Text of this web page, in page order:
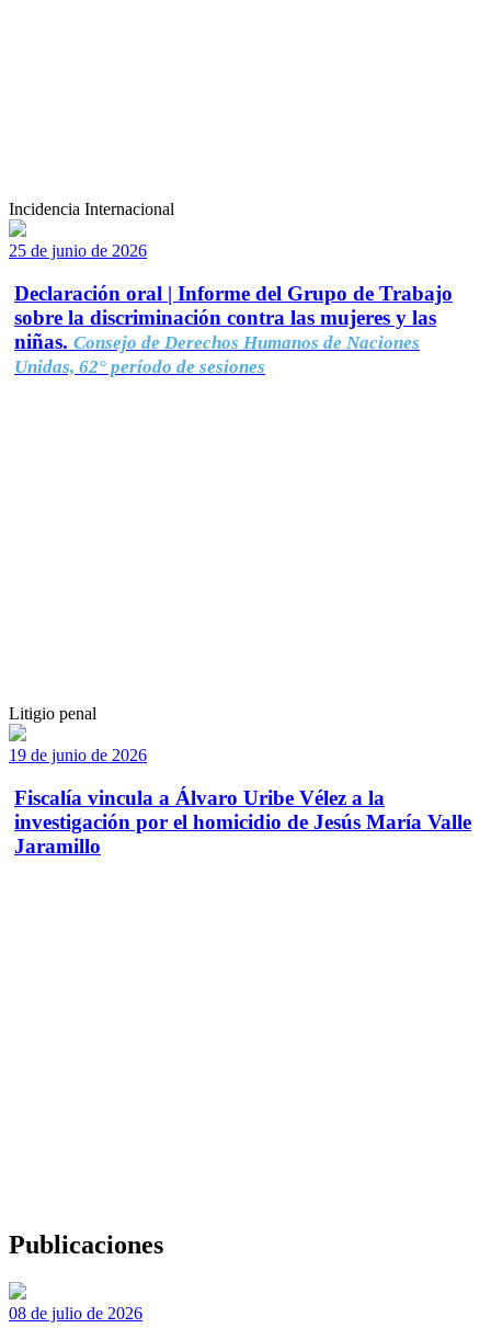
Incidencia Internacional
25 de junio de 2026
Declaración oral | Informe del Grupo de Trabajo
sobre la discriminación contra las mujeres y las
niñas. Consejo de Derechos Humanos de Naciones
Unidas, 62° período de sesiones
Litigio penal
19 de junio de 2026
Fiscalía vincula a Álvaro Uribe Vélez a la
investigación por el homicidio de Jesús María Valle
Jaramillo
Publicaciones
08 de julio de 2026